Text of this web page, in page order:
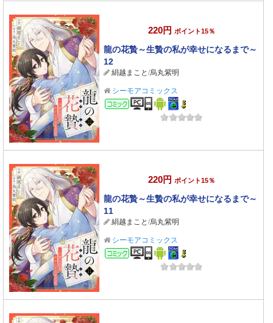
220円 ポイント15％
龍の花贄～生贄の私が幸せになるまで～
12
絹越まこと /烏丸紫明
シーモアコミックス
コミック
220円 ポイント15％
龍の花贄～生贄の私が幸せになるまで～
11
絹越まこと /烏丸紫明
シーモアコミックス
コミック